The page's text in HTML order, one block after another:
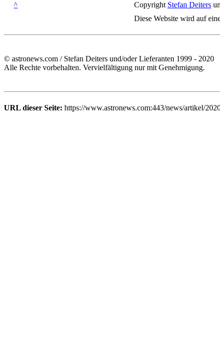
^ Copyright Stefan Deiters
Diese Website wird auf
© astronews.com / Stefan Deiters und/oder Lieferanten 1999 - 2020
Alle Rechte vorbehalten. Vervielfältigung nur mit Genehmigung.
URL dieser Seite: https://www.astronews.com:443/news/artikel/